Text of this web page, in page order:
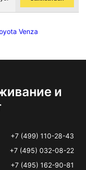
Venza
и
+7 (499) 110-28-43
+7 (495) 032-08-22
+7 (495) 162-90-81